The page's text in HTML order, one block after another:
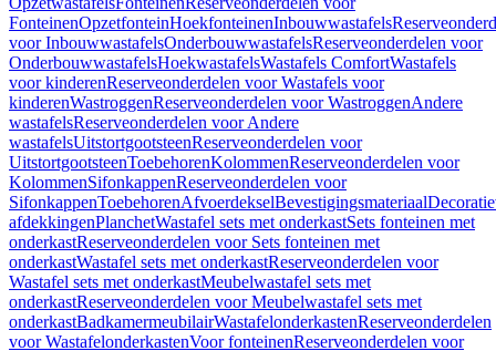
FonteinenOpzetfonteinHoekfonteinenInbouwwastafels
voor InbouwwastafelsOnderbouwwastafelsReserveonderdelen voor
OnderbouwwastafelsHoekwastafelsWastafels ComfortWastafels
voor kinderenReserveonderdelen voor Wastafels voor
kinderenWastroggenReserveonderdelen voor WastroggenAndere
wastafelsReserveonderdelen voor Andere
wastafelsUitstortgootsteenReserveonderdelen voor
UitstortgootsteenToebehorenKolommenReserveonderdelen voor
KolommenSifonkappenReserveonderdelen voor
SifonkappenToebehorenAfvoerdekselBevestigingsmateriaal
afdekkingenPlanchetWastafel sets met onderkastSets fonteinen met
onderkastReserveonderdelen voor Sets fonteinen met
onderkastWastafel sets met onderkastReserveonderdelen voor
Wastafel sets met onderkastMeubelwastafel sets met
onderkastReserveonderdelen voor Meubelwastafel sets met
onderkastBadkamermeubilairWastafelonderkastenReserveonderdelen
voor WastafelonderkastenVoor fonteinenReserveonderdelen voor